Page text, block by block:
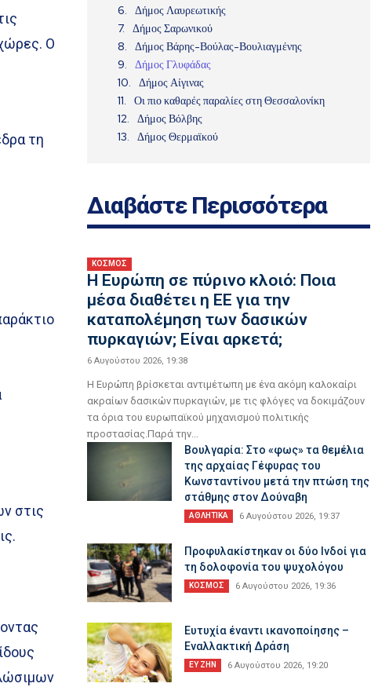
Ο
τη
στις
Δήμος Λαυρεωτικής
Δήμος Σαρωνικού
Δήμος Βάρης-Βούλας-Βουλιαγμένης
Δήμος Γλυφάδας
Δήμος Αίγινας
Οι πιο καθαρές παραλίες στη Θεσσαλονίκη
Δήμος Βόλβης
Δήμος Θερμαϊκού
Διαβάστε Περισσότερα
ΚΟΣΜΟΣ
Η Ευρώπη σε πύρινο κλοιό: Ποια
μέσα διαθέτει η ΕΕ για την
καταπολέμηση των δασικών
πυρκαγιών; Είναι αρκετά;
6 Αυγούστου 2026, 19:38
Η Ευρώπη βρίσκεται αντιμέτωπη με ένα ακόμη καλοκαίρι
ακραίων δασικών πυρκαγιών, με τις φλόγες να δοκιμάζουν
τα όρια του ευρωπαϊκού μηχανισμού πολιτικής
προστασίας.Παρά την...
Βουλγαρία: Στο «φως» τα θεμέλια
της αρχαίας Γέφυρας του
Κωνσταντίνου μετά την πτώση της
στάθμης στον Δούναβη
ΑΘΛΗΤΙΚΑ 6 Αυγούστου 2026, 19:37
Προφυλακίστηκαν οι δύο Ινδοί για
τη δολοφονία του ψυχολόγου
ΚΟΣΜΟΣ 6 Αυγούστου 2026, 19:36
Ευτυχία έναντι ικανοποίησης –
Εναλλακτική Δράση
ΕΥ ΖΗΝ 6 Αυγούστου 2026, 19:20